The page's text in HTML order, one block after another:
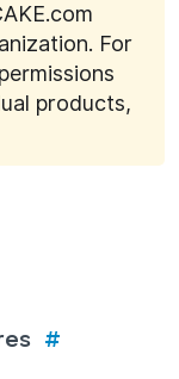
For
products,
#